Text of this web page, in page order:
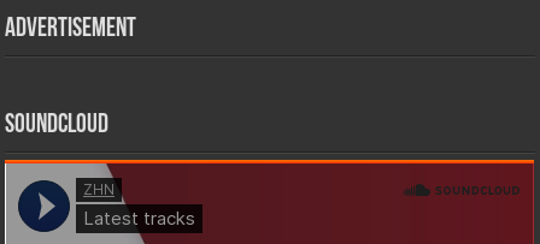
Advertisement
SoundCloud